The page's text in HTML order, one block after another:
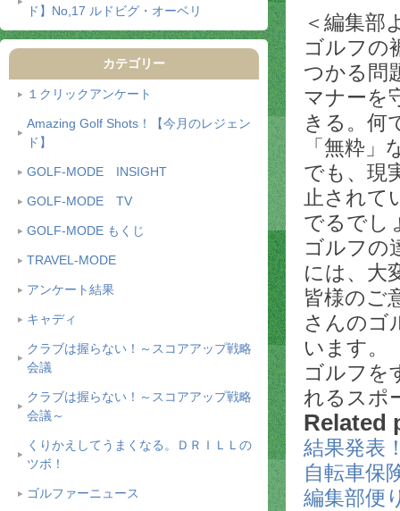
ド】No,17 ルドビグ・オーベリ
カテゴリー
１クリックアンケート
Amazing Golf Shots！【今月のレジェン
ド】
GOLF-MODE INSIGHT
GOLF-MODE TV
GOLF-MODE もくじ
TRAVEL-MODE
アンケート結果
キャディ
クラブは握らない！～スコアアップ戦略
会議
クラブは握らない！～スコアアップ戦略
会議～
くりかえしてうまくなる。ＤＲＩＬＬの
ツボ！
ゴルファーニュース
＜編集部
ゴルフの
つかる問
マナーを
きる。何
「無粋
でも、現
止されて
でるでし
ゴルフの
には、大
皆様のご
さんのゴ
います。
ゴルフを
れるスポ
Related
結果発表
自転車保
編集部便